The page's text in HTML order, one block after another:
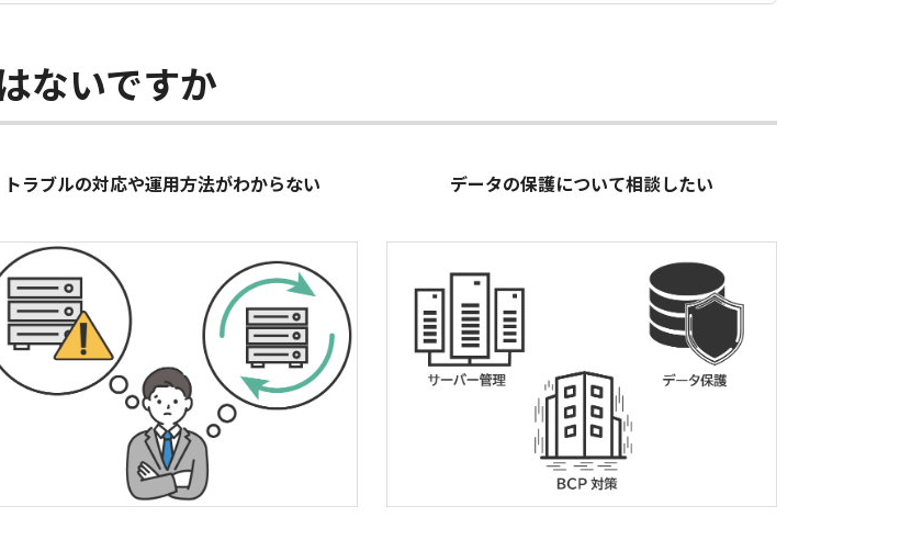
ないですか
トラブルの対応や運用方法がわからない データの保護について相談したい